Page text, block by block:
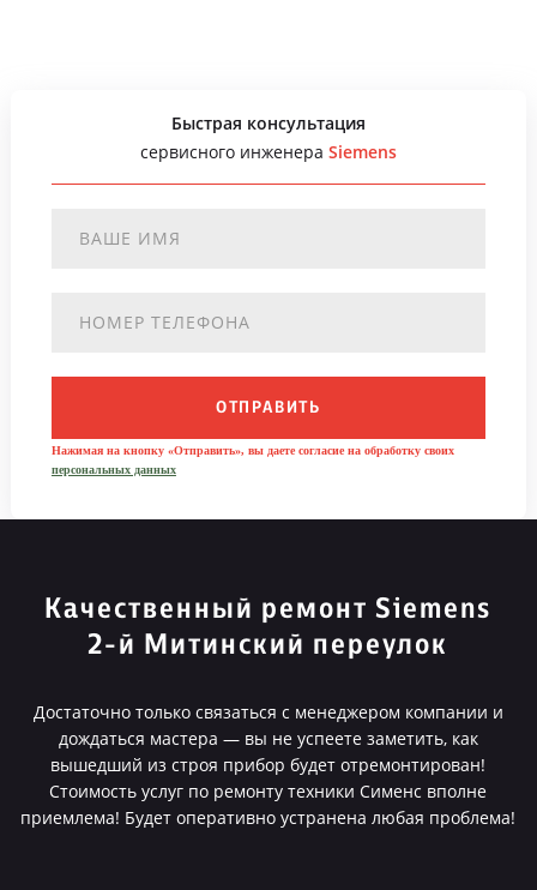
Быстрая консультация
сервисного инженера Siemens
ОТПРАВИТЬ
Нажимая на кнопку «Отправить», вы даете согласие на обработку своих
персональных данных
Качественный ремонт Siemens
2-й Митинский переулок
Достаточно только связаться с менеджером компании и
дождаться мастера — вы не успеете заметить, как
вышедший из строя прибор будет отремонтирован!
Стоимость услуг по ремонту техники Сименс вполне
приемлема! Будет оперативно устранена любая проблема!